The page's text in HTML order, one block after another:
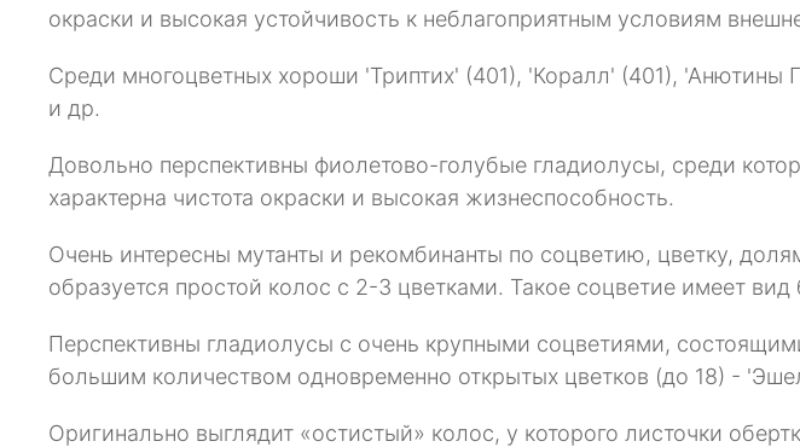
окраски и высокая устойчивость к неблагоприятным условиям
Среди многоцветных хороши 'Триптих' (401), 'Коралл' (401),
и др.
Довольно перспективны фиолетово-голубые гладиолусы, среди
характерна чистота окраски и высокая жизнеспособность.
Очень интересны мутанты и рекомбинанты по соцветию, цветку,
образуется простой колос с 2-3 цветками. Такое соцветие имеет
Перспективны гладиолусы с очень крупными соцветиями,
большим количеством одновременно открытых цветков (до 18) -
Оригинально выглядит «остистый» колос, у которого листочки